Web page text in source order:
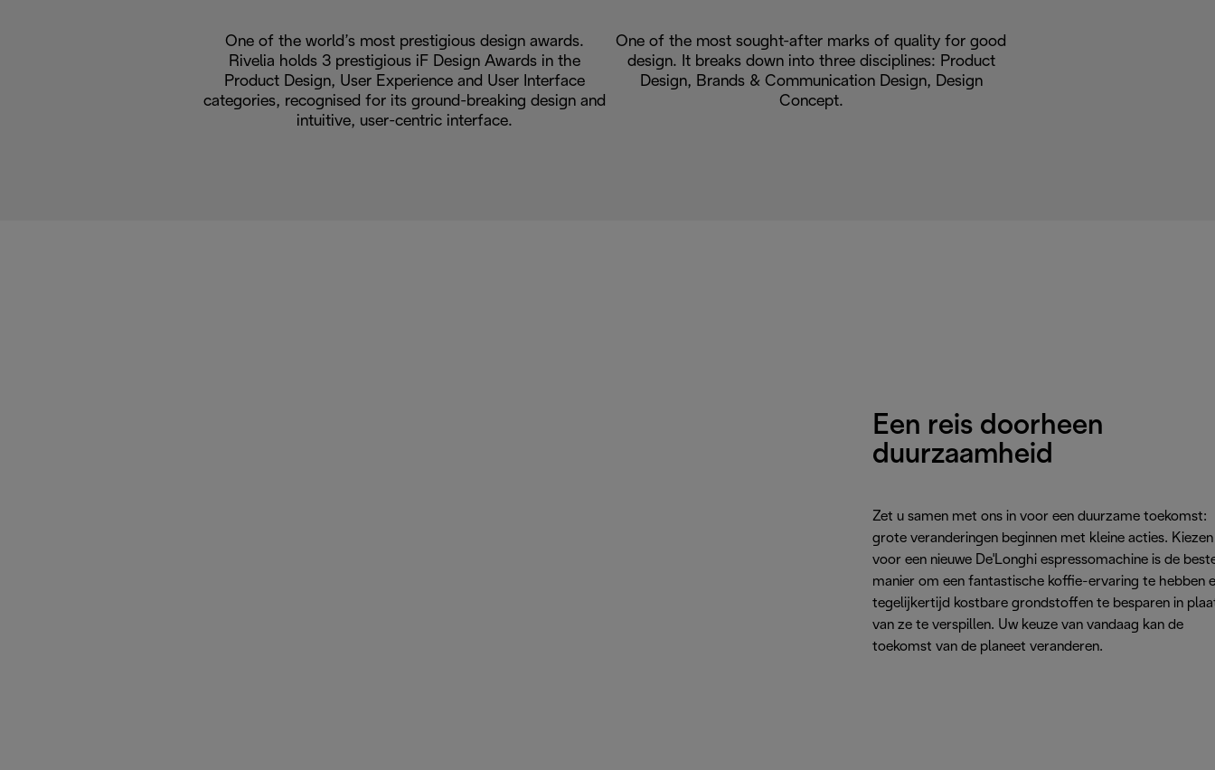
One of the world’s most prestigious design awards.
Rivelia holds 3 prestigious iF Design Awards in the
Product Design, User Experience and User Interface
categories, recognised for its ground-breaking design and
intuitive, user-centric interface.
One of the most sought-after marks of quality for good
design. It breaks down into three disciplines: Product
Design, Brands & Communication Design, Design
Concept.
Een reis doorheen
duurzaamheid
Zet u samen met ons in voor een duurzame toekomst:
grote veranderingen beginnen met kleine acties. Kiezen
voor een nieuwe De'Longhi espressomachine is de
manier om een fantastische koffie-ervaring te hebben
tegelijkertijd kostbare grondstoffen te besparen in
van ze te verspillen. Uw keuze van vandaag kan de
toekomst van de planeet veranderen.